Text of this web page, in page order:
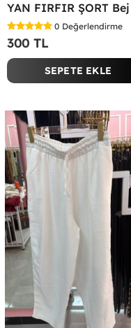
YAN FIRFIR ŞORT Bej
0 Değerlendirme
300 TL
SEPETE EKLE